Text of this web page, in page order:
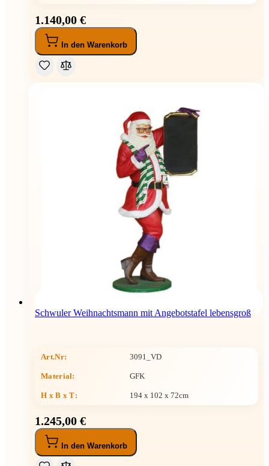
1.140,00 €
In den Warenkorb
Schwuler Weihnachtsmann mit Angebotstafel lebensgroß
Art.Nr: 3091_VD
Material: GFK
H x B x T: 194 x 102 x 72cm
1.245,00 €
In den Warenkorb